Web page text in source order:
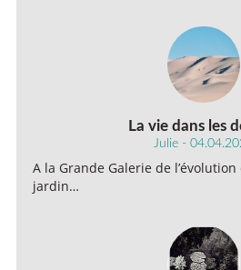
La vie dans les
Julie -
A la Grande Galerie de
jardin…